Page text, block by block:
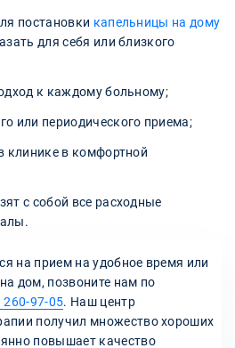
постановки капельницы на дому
для себя или близкого
к каждому больному;
или периодического приема;
клинике в комфортной
с собой все расходные
на прием на удобное время или
дом, позвоните нам по
260-97-05. Наш центр
получил множество хороших
повышает качество